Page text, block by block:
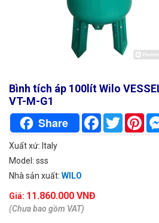
Bình tích áp 100lít Wilo
VT-M-G1
Share FacebookTwitter
Xuất xứ: Italy
Model: sss
Nhà sản xuất: WILO
Giá: 11.860.000 VNĐ
(Chưa bao gồm VAT)